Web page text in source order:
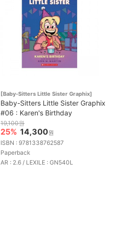
[Baby-Sitters Little Sister Graphix]
Baby-Sitters Little Sister Graphix
#06 : Karen's Birthday
19,100원
25% 14,300원
ISBN : 9781338762587
Paperback
AR : 2.6 / LEXILE : GN540L